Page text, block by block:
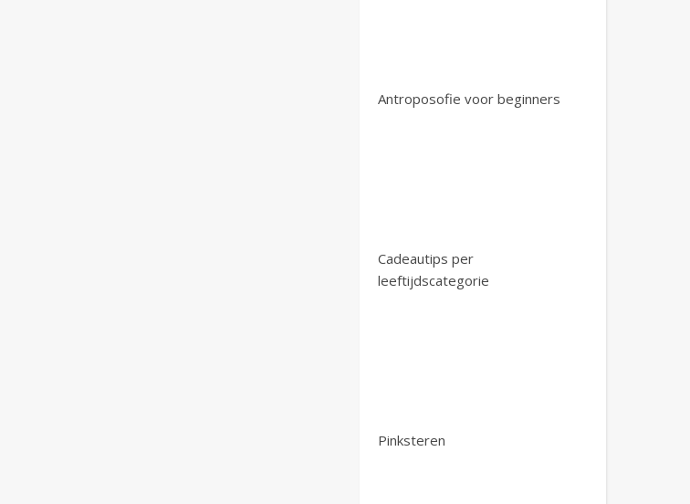
Antroposofie voor beginners
Cadeautips per
leeftijdscategorie
Pinksteren